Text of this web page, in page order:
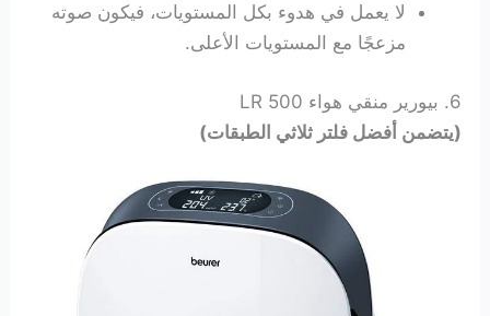
لا يعمل في هدوء بكل المستويات، فيكون صوته
مزعجًا مع المستويات الأعلى.
6. بيورير منقي هواء LR 500
(يتضمن أفضل فلتر ثلاثي الطبقات)